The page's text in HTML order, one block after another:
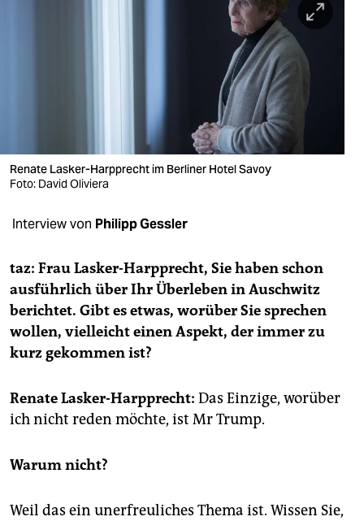
veranstaltungen
fragen & hilfe
unterstützen
abo
genossenschaft
epaper login
Renate Lasker-Harpprecht im Berliner Hotel Savoy
Foto: David Oliviera
Interview von Philipp Gessler
taz: Frau Lasker-Harpprecht, Sie haben schon
ausführlich über Ihr Überleben in Auschwitz
berichtet. Gibt es etwas, worüber Sie sprechen
wollen, vielleicht einen Aspekt, der immer zu
kurz gekommen ist?
Renate Lasker-Harpprecht: Das Einzige, worüber
ich nicht reden möchte, ist Mr Trump.
Warum nicht?
Weil das ein unerfreuliches Thema ist. Wissen Sie,